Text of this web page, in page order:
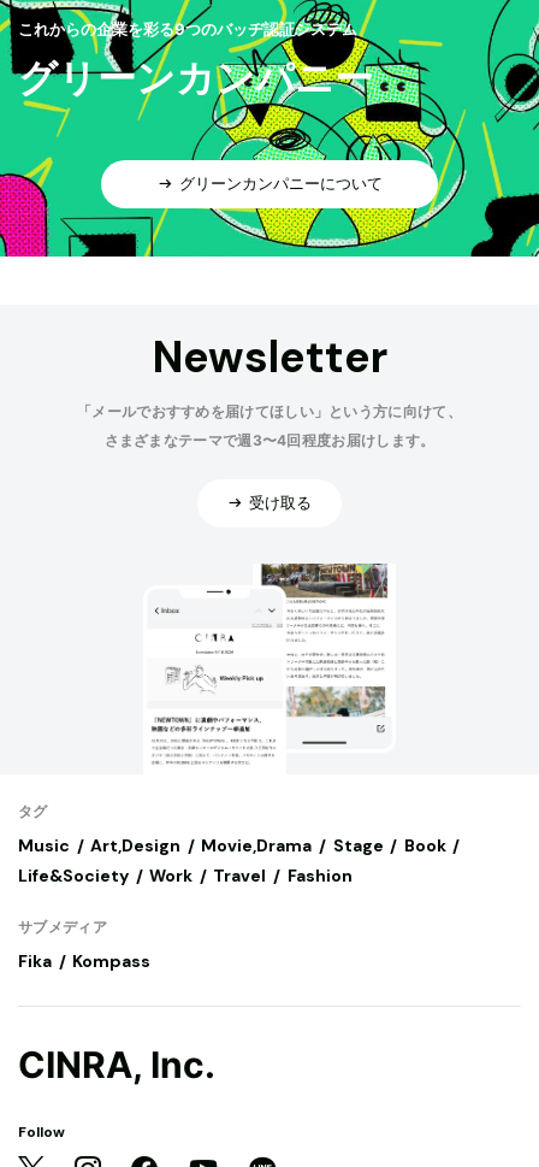
これからの企業を彩る9つのバッヂ認証システム
グリーンカンパニー
グリーンカンパニーについて
Newsletter
「メールでおすすめを届けてほしい」という方に向けて、
さまざまなテーマで週3〜4回程度お届けします。
受け取る
タグ
Music Art,Design Movie,Drama Stage
Book
Life&Society
Work Travel Fashion
サブメディア
Fika Kompass
CINRA, Inc.
Follow